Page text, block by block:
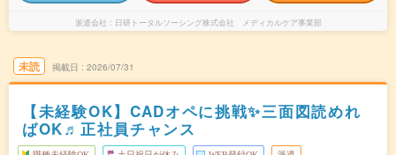
派遣会社 日研トータルソーシング株式会社 メディカルケア事業部
未読 掲載日 2026/07/31
【未経験OK】CADオペに挑戦✨三面図読めれ
ばOK♬正社員チャンス